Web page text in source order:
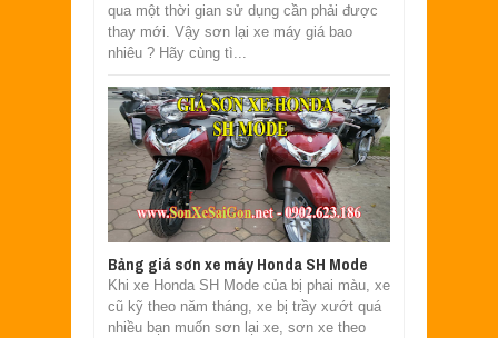
qua một thời gian sử dụng cần phải được
thay mới. Vậy sơn lại xe máy giá bao
nhiêu ? Hãy cùng tì...
Bảng giá sơn xe máy Honda SH Mode
Khi xe Honda SH Mode của bị phai màu, xe
cũ kỹ theo năm tháng, xe bị trầy xướt quá
nhiều bạn muốn sơn lại xe, sơn xe theo